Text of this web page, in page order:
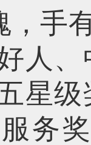
，手
人
星
务